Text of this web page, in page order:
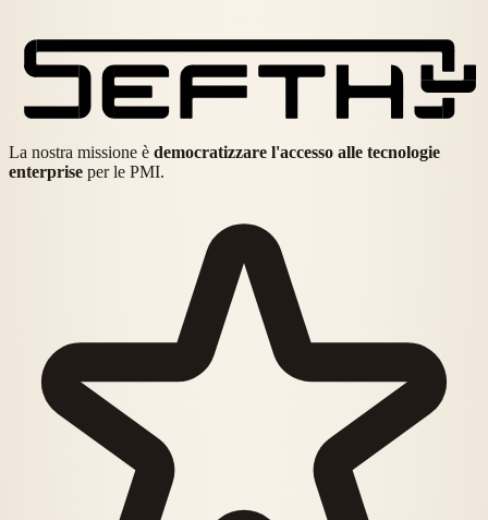
La nostra missione è democratizzare l'accesso alle tecnologie
enterprise per le PMI.